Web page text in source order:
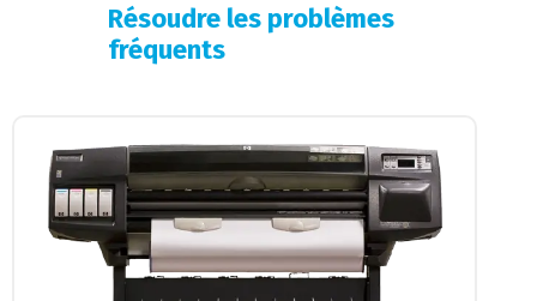
Télécharger les pilotes et
ressources techniques